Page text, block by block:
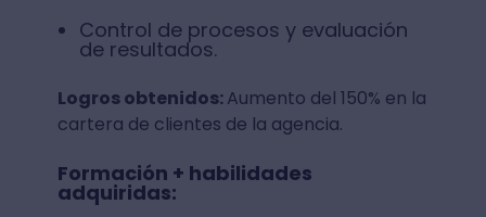
Control de procesos y evaluación
de resultados.
Logros obtenidos:Aumento del 150% en la
cartera de clientes de la agencia.
Formación + habilidades
adquiridas: